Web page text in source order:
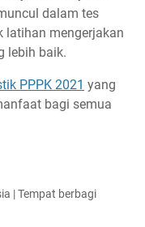
dalam tes
latihan mengerjakan
lebih baik.
PPPK 2021 yang
bagi semua
| Tempat berbagi